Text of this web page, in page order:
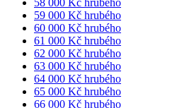
58 000 Kč hrubého
59 000 Kč hrubého
60 000 Kč hrubého
61 000 Kč hrubého
62 000 Kč hrubého
63 000 Kč hrubého
64 000 Kč hrubého
65 000 Kč hrubého
66 000 Kč hrubého